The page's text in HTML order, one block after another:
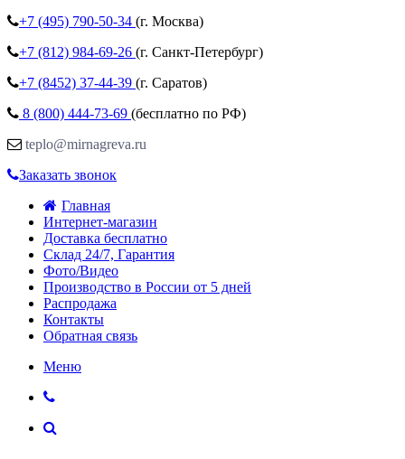
+7 (495) 790-50-34 (г. Москва)
+7 (812) 984-69-26 (г. Санкт-Петербург)
+7 (8452) 37-44-39 (г. Саратов)
8 (800) 444-73-69 (бесплатно по РФ)
teplo@mirnagreva.ru
Заказать звонок
Главная
Интернет-магазин
Доставка бесплатно
Склад 24/7, Гарантия
Фото/Видео
Производство в России от 5 дней
Распродажа
Контакты
Обратная связь
Меню